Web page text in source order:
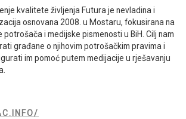
kvalitete življenja Futura je nevladina i
osnovana 2008. u Mostaru, fokusirana na
i medijske pismenosti u BiH. Cilj nam
građane o njihovim potrošačkim pravima i
im pomoć putem medijacije u rješavanju